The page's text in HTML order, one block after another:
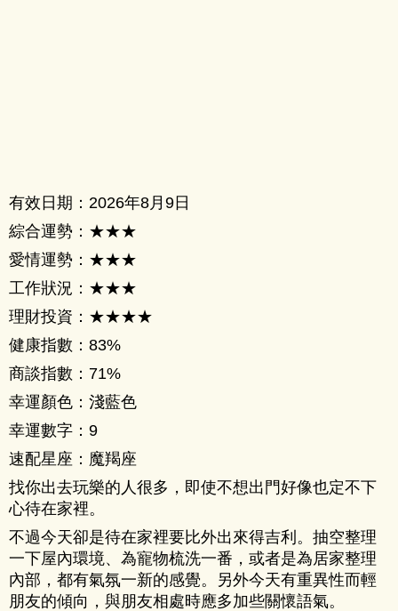
有效日期：2026年8月9日
綜合運勢：★★★
愛情運勢：★★★
工作狀況：★★★
理財投資：★★★★
健康指數：83%
商談指數：71%
幸運顏色：淺藍色
幸運數字：9
速配星座：魔羯座
找你出去玩樂的人很多，即使不想出門好像也定不下
心待在家裡。
不過今天卻是待在家裡要比外出來得吉利。抽空整理
一下屋內環境、為寵物梳洗一番，或者是為居家整理
內部，都有氣氛一新的感覺。另外今天有重異性而輕
朋友的傾向，與朋友相處時應多加些關懷語氣。